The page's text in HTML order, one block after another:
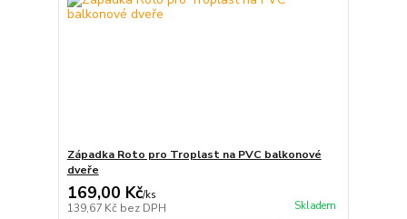
Západka Roto pro Troplast na PVC balkonové
dveře
169,00 Kč/ks
139,67 Kč bez DPH Skladem